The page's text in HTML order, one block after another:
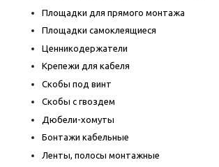
Площадки для прямого монтажа
Площадки самоклеящиеся
Ценникодержатели
Крепежи для кабеля
Скобы под винт
Скобы с гвоздем
Дюбели-хомуты
Бонтажи кабельные
Ленты, полосы монтажные